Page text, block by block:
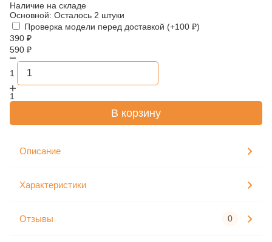
Наличие на складе
Основной: Осталось 2 штуки
Проверка модели перед доставкой (+100 ₽)
390 ₽
590 ₽
1
1
В корзину
Описание
Характеристики
Отзывы 0